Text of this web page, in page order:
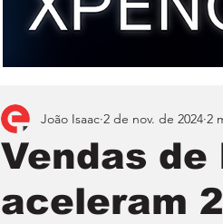
Vendas
aceleram
João Isaac 2 de nov. de 2024 2